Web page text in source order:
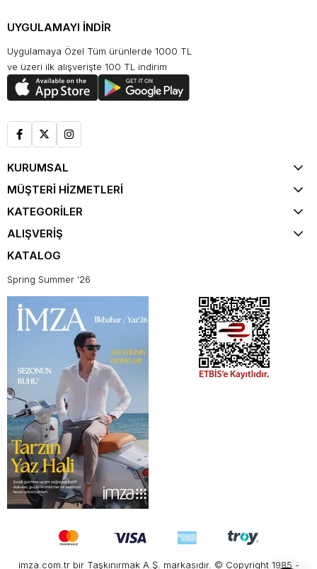
UYGULAMAYI İNDİR
Uygulamaya Özel Tüm ürünlerde 1000 TL
ve üzeri ilk alışverişte 100 TL indirim
KURUMSAL
MÜŞTERİ HİZMETLERİ
KATEGORİLER
ALIŞVERİŞ
KATALOG
Spring Summer '26
imza.com.tr bir Taşkınırmak A.Ş. markasıdır. © Copyright 1985 -